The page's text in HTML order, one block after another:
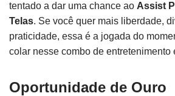
tentado a dar uma chance ao Assist
Telas. Se você quer mais liberdade,
praticidade, essa é a jogada do
colar nesse combo de entretenimento
Oportunidade de Ouro